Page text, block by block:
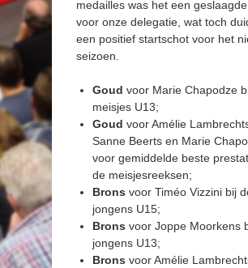
medailles was het een
voor onze delegatie, wat toch
een positief startschot voor het
seizoen.
Goud voor Marie Chapodze
meisjes U13;
Goud voor Amélie
Sanne Beerts en Marie
voor gemiddelde beste
de meisjesreeksen;
Brons voor Timéo Vizzini bij
jongens U15;
Brons voor Joppe Moorkens
jongens U13;
Brons voor Amélie